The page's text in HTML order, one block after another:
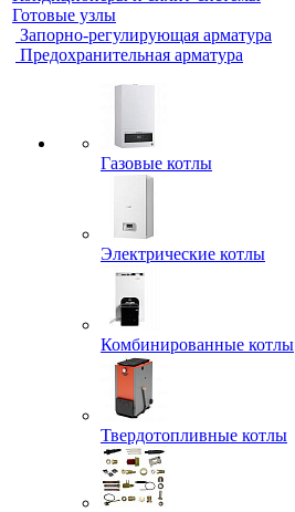
Готовые узлы
Запорно-регулирующая арматура
Предохранительная арматура
Газовые котлы
Электрические котлы
Комбинированные котлы
Твердотопливные котлы